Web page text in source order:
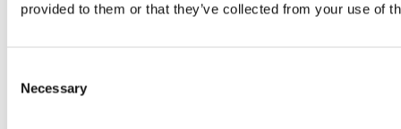
provided to them or that they’ve collected from your use of
Selection
Necessary